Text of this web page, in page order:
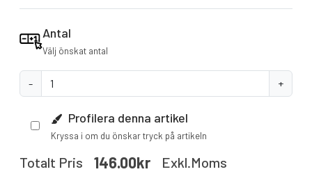
Antal
Välj önskat antal
- +
Profilera denna artikel
Kryssa i om du önskar tryck på artikeln
Totalt Pris 146.00kr Exkl.moms